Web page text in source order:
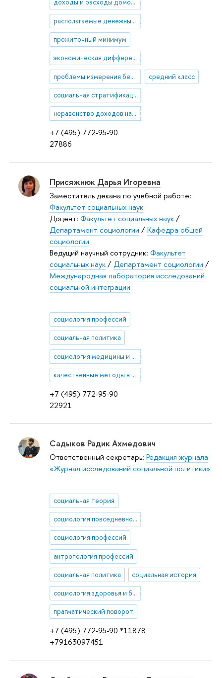
+7 (495) 772-95-90
27886
доходы и расходы домохозяйств
располагаемые денежные доходы населения
прожиточный минимум
экономическая дифференциация в секторе домашних хозяйств
проблемы измерения бедности средний класс
социальная стратификация в России
неравенство доходов населения
+7 (495) 772-95-90
22921
Присяжнюк Дарья Игоревна
Заместитель декана по учебной работе:
Факультет социальных наук
Доцент: Факультет социальных наук/
Департамент социологии /Кафедра общей
социологии
Ведущий научный сотрудник: Факультет
социальных наук/Департамент социологии /
Международная лаборатория исследований
социальной интеграции
социология профессий
социальная политика
социология медицины и здравоохранения
качественные методы в социологии
+7 (495) 772-95-90 *11878
+79163097451
Садыков Радик Ахмедович
Ответственный секретарь: Редакция журнала
«Журнал исследований социальной политики»
социальная теория
социология повседневности
социология профессий
антропология профессий
социальная политика социальная история
социология здоровья и болезни
прагматический поворот